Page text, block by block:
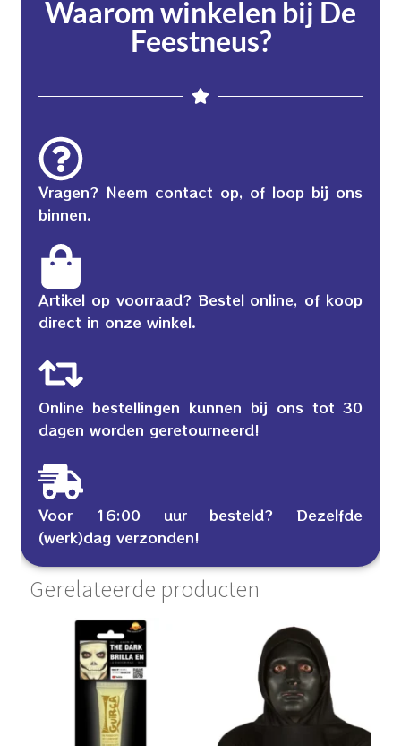
Waarom winkelen bij De
Feestneus?
Vragen? Neem contact op, of loop bij ons
binnen.
Artikel op voorraad? Bestel online, of koop
direct in onze winkel.
Online bestellingen kunnen bij ons tot 30
dagen worden geretourneerd!
Voor 16:00 uur besteld? Dezelfde
(werk)dag verzonden!
Gerelateerde producten